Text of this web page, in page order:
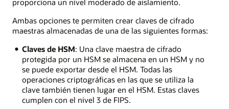
Ambas opciones te permiten crear claves de cifrado
maestras almacenadas de una de las siguientes formas:
Claves de HSM: Una clave maestra de cifrado
protegida por un HSM se almacena en un HSM y no
se puede exportar desde el HSM. Todas las
operaciones criptográficas en las que se utiliza la
clave también tienen lugar en el HSM. Estas claves
cumplen con el nivel 3 de FIPS.